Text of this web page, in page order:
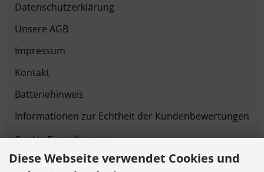
Datenschutzerklärung
Unsere AGB
Impressum
Kontakt
Batteriehinweis
Informationen zur Echtheit der Kundenbewertungen
Cookie Einstellungen
Diese Webseite verwendet Cookies und